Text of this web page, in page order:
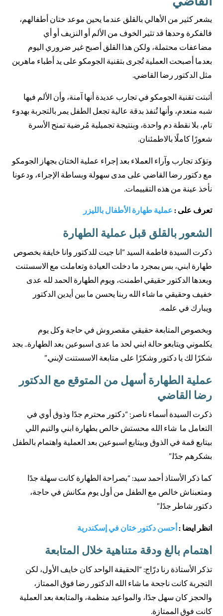
يشعر كثير من الأهالي بالقلق عندما يحين موعد ختان أطفالهم،
فالفكرة وحدها قد تثير الخوف من الألم أو النزيف أو أي
مضاعفات محتملة، ولكن هذا القلق أصبح غير ضروري اليوم
بعدما أصبحت العملية تُجرى بتقنية الجومكو على يد أطباء ماهرين
مثل الدكتور رضا القاضي.
أثبتت تقنية الجومكو في تجارب عديدة أنها آمنة، وأن الألم فيها
شبه منعدم، وأنها تُنفذ بدقة عالية تجعل الطفل يمر بالتجربة بهدوء
تام، بلا نقطة دم واحدة، وبنتيجة تجميلية مُرضية تمنح الأسرة
شعورًا كاملًا بالاطمئنان.
وتؤكد تجارب وآراء العملاء بعد إجراء عملية الختان بجهاز الجومكو
مع دكتور رضا القاضي على مدى سهولة وبساطة الإجراء، ودعونا
نأخذ عينة من هذه التقييمات.
تعرف على :عملية طهارة الأطفال بالليزر
الشعور بالقلق قبل عملية الطهارة
ذكرت السيدة فاطمة السيد “انا جيت للدكتور وانا خايفة بخصوص
طهارة ابني، بس بمجرد ما دخلت العيادة وتعاملت مع الاسستنت
وبعدها الدكتور حقيقي اطمنت، ويوم الطهارة الحمد لله عدى
خفيف وحقيقي ما شاء الله ربنا يحسن ما بين أيدين الدكتور
ويبارك في علمه.
وبخصوص المتابعة حقيقي مقصروش في حاجة وكل يوم
يكلموني ويتابعو حالة ابني لحد ما عدى اسبوعين بعد الطهارة.. بجد
شكرًا لك يا دكتور وشكرًا على متابعة الاسستنت لإبني.”
عملية الطهارة أسهل من المتوقع مع الدكتور
رضا القاضي
ذكرت السيدة أسماء ناصر: “دكتور محترم جدًا وذوق أوي في
التعامل ما شاء الله محستش خالص بطهارة ابني والتيم اللي
بيتابع قمة في الذوق وبيتابع اسبوعين بعد العملية واهتمام بالطفل
بشكرهم جدًا.”
كما ذكر الأستاذ أحمد سيد: “بصراحة الطهارة كانت سهلة جدًا
ومتعبناش خالص مع الطفل من أول يوم مكانش في حاجة،
دكتور شاطر جدًا.”
انظر ايضا :أحسن دكتور ختان في إسكندرية
اهتمام بالغ ودقة متناهية خلال المتابعة
تذكر الأستاذة رنا درّاج: “الحقيقة الواحد كان خايف الأول، لكن
التجربة كانت ناجحة ما شاء الله الدكتور رضا فوق الممتاز،
والحجز كان سهل جدًا، والمواعيد منظمة، والمتابعة بعد العملية
كانت فوق الممتازة.